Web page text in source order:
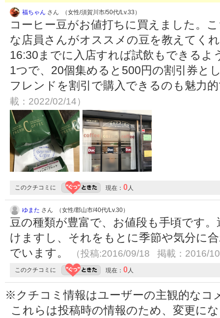
福ちゃん さん （女性/須賀川市/50代/Lv.33）
コーヒー豆がお値打ちに買えました。
な店員さんがオススメの豆を教えてく
16:30までに入店すれば試飲もできるよ
1つで、20個集めると500円の割引券と
フレンドを割引で購入できるのも魅力
載：2022/02/14）
このクチコミに 現在： 0 人
ゆまた さん （女性/郡山市/40代/Lv.30）
豆の種類が豊富で、お値段も手頃です
けますし、それをもとに季節や気分に
でいます。
（投稿:2016/09/18 掲載：2016/
このクチコミに 現在： 0 人
※クチコミ情報はユーザーの主観的なコ
これらは投稿時の情報のため、変更に